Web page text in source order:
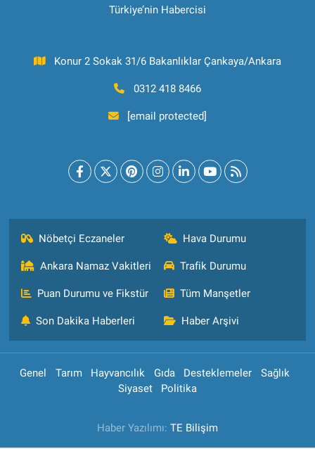
Türkiye’nin Habercisi
Konur 2 Sokak 31/6 Bakanlıklar Çankaya/Ankara
0312 418 8466
[email protected]
Nöbetçi Eczaneler Hava Durumu
Ankara Namaz Vakitleri Trafik Durumu
Puan Durumu ve Fikstür Tüm Manşetler
Son Dakika Haberleri Haber Arşivi
Genel Tarım Hayvancılık Gıda Desteklemeler
Sağlık
Siyaset
Politika
Haber Yazılımı: TE Bilişim